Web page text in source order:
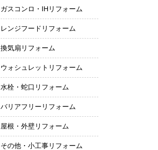
ガスコンロ・IHリフォーム
レンジフードリフォーム
換気扇リフォーム
ウォシュレットリフォーム
水栓・蛇口リフォーム
バリアフリーリフォーム
屋根・外壁リフォーム
その他・小工事リフォーム